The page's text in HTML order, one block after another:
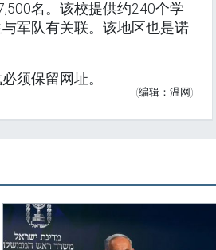
名。该校提供约240个学
军队有关联。该地区也是诺
须保留网址。
(编辑：温网)